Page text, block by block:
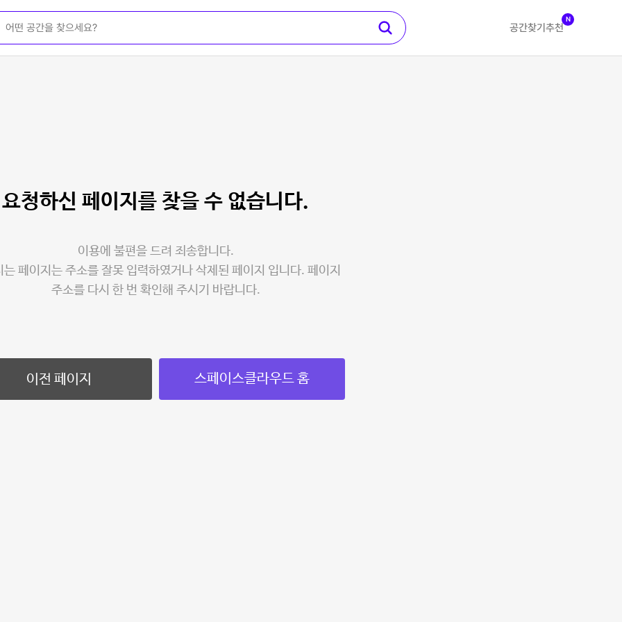
공간찾기 추천
N
요청하신 페이지를 찾을 수 없습니다.
이용에 불편을 드려 죄송합니다.
는 페이지는 주소를 잘못 입력하였거나 삭제된 페이지 입니다. 페이지
주소를 다시 한 번 확인해 주시기 바랍니다.
이전 페이지 스페이스클라우드 홈